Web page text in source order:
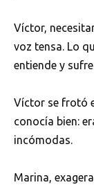
Víctor,
voz tensa. Lo
entiende y
Víctor se frotó
conocía bien:
incómodas.
Marina,